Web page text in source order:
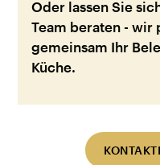
Oder lassen Sie
Team beraten - wir
gemeinsam Ihr
Küche.